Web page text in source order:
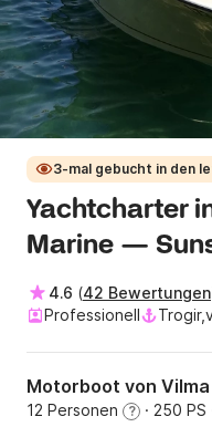
3-mal gebucht in den
Yachtcharter
Marine —
4.6 (42 Bewertungen
Professionell
Motorboot von Vilma
12 Personen ? · 250 PS